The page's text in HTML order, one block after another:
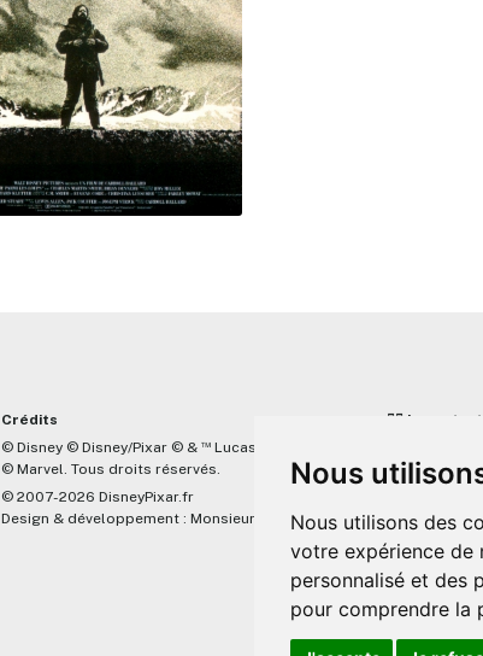
Nous
Nous utilisons des
votre expérience de
personnalisé et des
pour comprendre la
Crédits
© Disney © Disney/Pixar © & ™ Lucasfilm LTD
© Marvel. Tous droits réservés.
© 2007-2026 DisneyPixar.fr
Design & développement : MonsieurPaul
☝🏼 Important
lié de
associés.
Pixar sera